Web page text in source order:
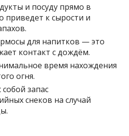
и посуду прямо в
приведет к сырости и
для напитков — это
контакт с дождём.
время нахождения
огня.
запас
снеков на случай